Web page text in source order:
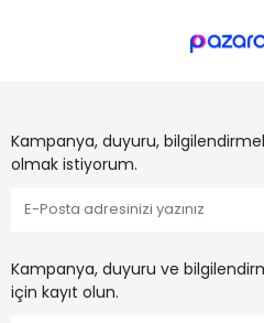
Kampanya, duyuru,
olmak istiyorum.
Kampanya, duyuru ve
için kayıt olun.